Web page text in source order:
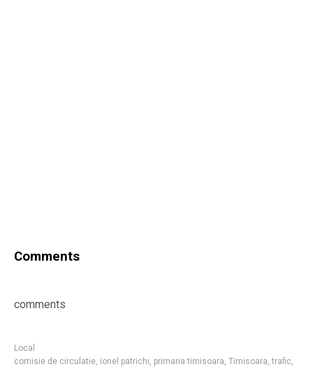
Comments
comments
Local
comisie de circulatie, ionel patrichi, primaria timisoara, Timisoara,trafic,